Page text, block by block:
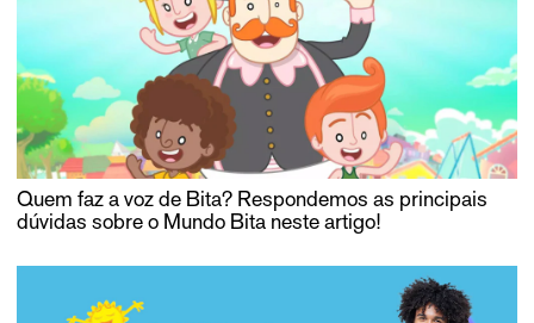
Quem faz a voz de Bita? Respondemos as principais
dúvidas sobre o Mundo Bita neste artigo!